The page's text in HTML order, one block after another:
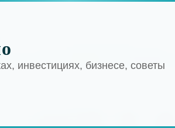
инвестициях, бизнесе, советы